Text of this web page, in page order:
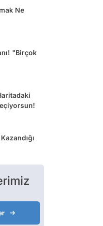
Ne
"Birçok